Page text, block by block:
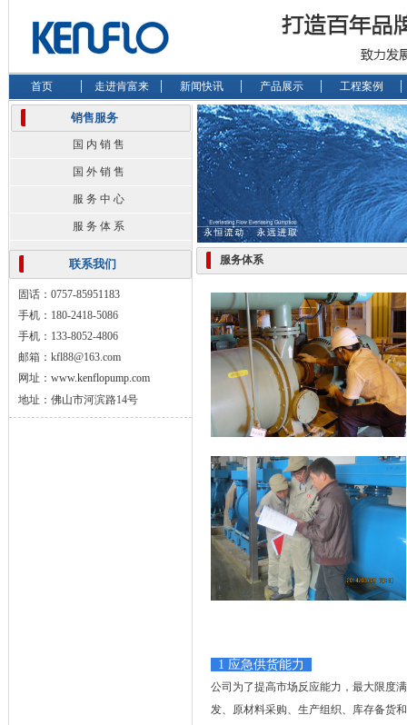
首页 走进肯富来 新闻快讯 产品展示 工程案例
销售服务
国 内 销 售
国 外 销 售
服 务 中 心
服 务 体 系
联系我们
固话：0757-85951183
手机：180-2418-5086
手机：133-8052-4806
邮箱：kfl88@163.com
网址： www.kenflopump.com
地址：佛山市河滨路14号
服务体系
1 应急供货能力
公司为了提高市场反应能力，最大限度
发、原材料采购、生产组织、库存备货